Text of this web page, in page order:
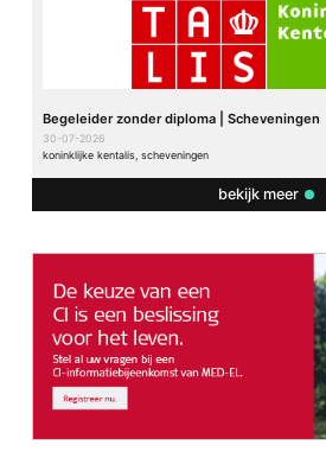
Begeleider zonder diploma | Scheveningen
30-07-2026
koninklijke kentalis, scheveningen
bekijk meer